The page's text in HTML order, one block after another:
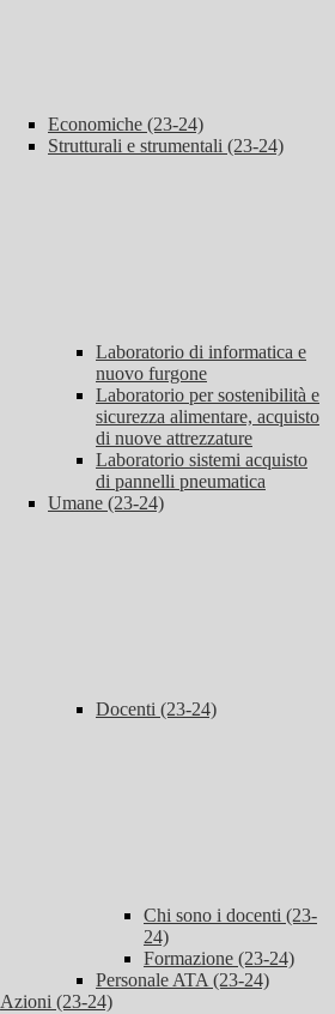
Economiche (23-24)
Strutturali e strumentali (23-24)
Laboratorio di informatica e
nuovo furgone
Laboratorio per sostenibilità e
sicurezza alimentare, acquisto
di nuove attrezzature
Laboratorio sistemi acquisto
di pannelli pneumatica
Umane (23-24)
Docenti (23-24)
Chi sono i docenti (23-
24)
Formazione (23-24)
Personale ATA (23-24)
Azioni (23-24)